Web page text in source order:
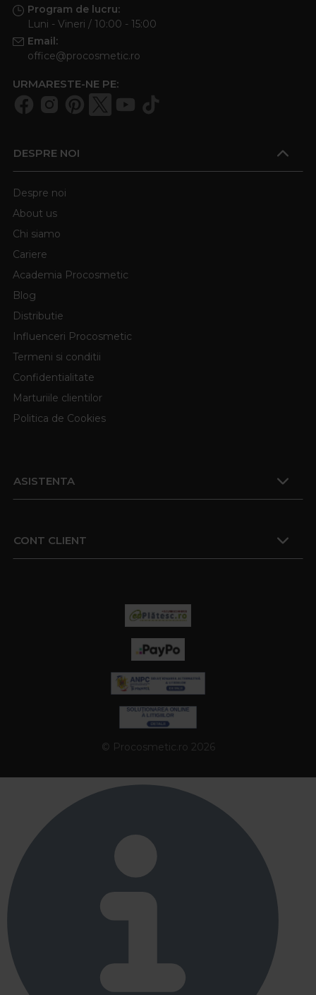
Program de lucru:
Luni - Vineri / 10:00 - 15:00
Email:
office@procosmetic.ro
URMARESTE-NE PE:
DESPRE NOI
Despre noi
About us
Chi siamo
Cariere
Academia Procosmetic
Blog
Distributie
Influenceri Procosmetic
Termeni si conditii
Confidentialitate
Marturiile clientilor
Politica de Cookies
ASISTENTA
CONT CLIENT
© Procosmetic.ro 2026